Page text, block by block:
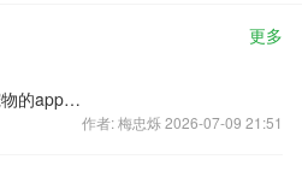
更多
买只宠物app哪个好 靠谱买宠物的app大全
作者: 梅忠烁 2026-07-09 21:51